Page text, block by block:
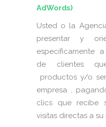
AdWords)
Usted o la
presentar y
específicamente
de clientes
productos y/o
empresa ,
clics que recibe
visitas directas a su